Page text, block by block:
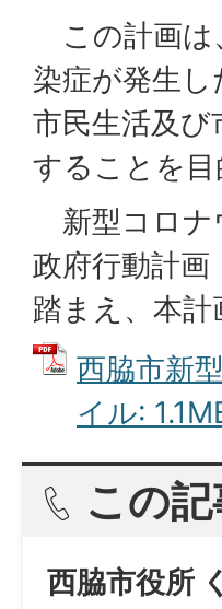
この計画は
染症が発生
市民生活及
することを目
新型コロナ
政府行動計
踏まえ、本
西脇市新
イル:
この
西脇市役所